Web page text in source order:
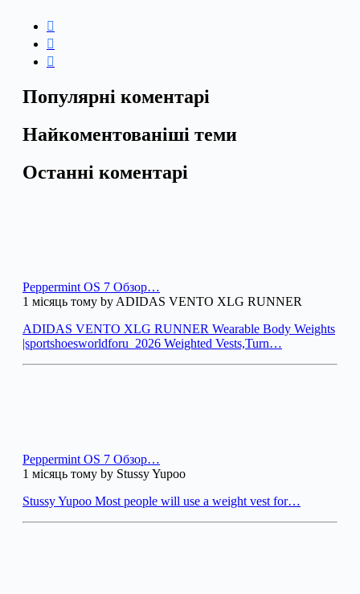
Популярні коментарі
Найкоментованіші теми
Останні коментарі
Peppermint OS 7 Обзор…
1 місяць тому by ADIDAS VENTO XLG RUNNER
ADIDAS VENTO XLG RUNNER Wearable Body Weights
|sportshoesworldforu_2026 Weighted Vests,Turn…
Peppermint OS 7 Обзор…
1 місяць тому by Stussy Yupoo
Stussy Yupoo Most people will use a weight vest for…